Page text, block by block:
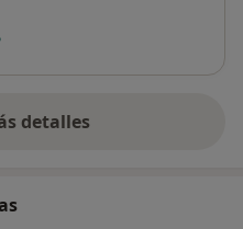
detalles
la dirección